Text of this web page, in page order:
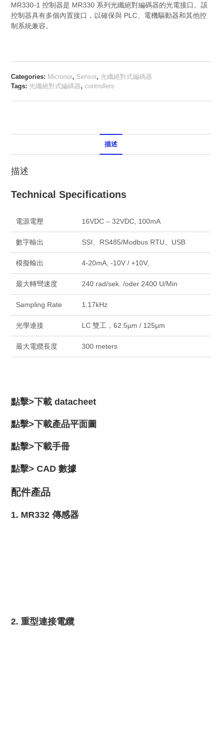
MR330-1 控制器是 MR330 系列光纖絕對編碼器的光電接口。該
控制器具有多個內置接口，以確保與 PLC、電機驅動器和其他控
制系統兼容。
Categories: Micronor, Sensor, 光纖絕對式編碼器
Tags: 光纖絕對式編碼器,controllers
描述
描述
Technical Specifications
電源電壓 16VDC – 32VDC, 100mA
數字輸出 SSI、RS485/Modbus RTU、USB
模擬輸出 4-20mA, -10V / +10V,
最大轉彎速度 240 rad/sek. /oder 2400 U/Min
Sampling Rate 1.17kHz
光學連接 LC 雙工，62.5µm / 125µm
最大電纜長度 300 meters
點擊>下載 datacheet
點擊>下載產品平面圖
點擊>下載手冊
點擊> CAD 數據
配件產品
1. MR332 傳感器
2. 重型連接電纜